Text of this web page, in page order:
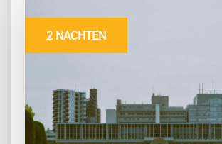
2 NACHTEN